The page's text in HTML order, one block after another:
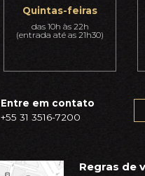
Quintas-feiras
das 10h às 22h
(entrada até as 21h30)
Entre em contato
+55 31 3516-7200
Regras de